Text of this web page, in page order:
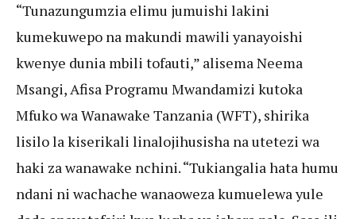
“Tunazungumzia elimu jumuishi lakini
kumekuwepo na makundi mawili yanayoishi
kwenye dunia mbili tofauti,” alisema Neema
Msangi, Afisa Programu Mwandamizi kutoka
Mfuko wa Wanawake Tanzania (WFT), shirika
lisilo la kiserikali linalojihusisha na utetezi wa
haki za wanawake nchini. “Tukiangalia hata humu
ndani ni wachache wanaoweza kumuelewa yule